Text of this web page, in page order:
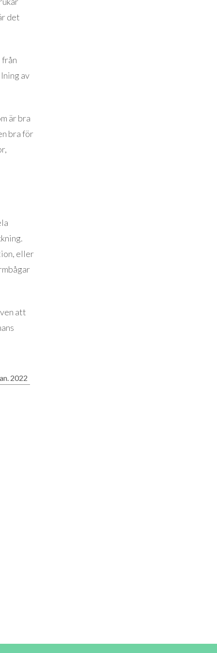
det
från
av
är bra
bra för
eller
att
2022